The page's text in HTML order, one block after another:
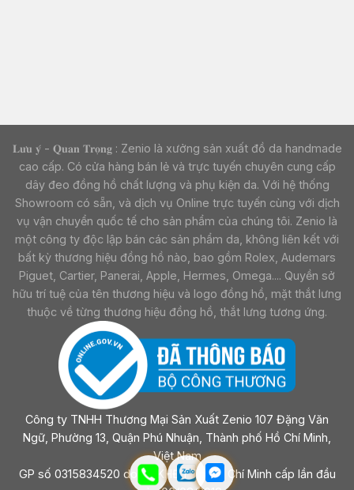
𝐋𝐮̛𝐮 𝐲́ - 𝐐𝐮𝐚𝐧 𝐓𝐫𝐨̣𝐧𝐠 : Zenio là xưởng sản xuất đồ da handmade
cao cấp. Có cửa hàng bán lẻ và trực tuyến chuyên cung cấp
dây đeo đồng hồ chất lượng và phụ kiện da. Với hệ thống
Showroom có sẵn, và dịch vụ Online trực tuyến cùng với dịch
vụ vận chuyển quốc tế cho sản phẩm của chúng tôi. Zenio là
một công ty độc lập bán các sản phẩm da, không liên kết với
bất kỳ thương hiệu đồng hồ nào, bao gồm Rolex, Audemars
Piguet, Cartier, Panerai, Apple, Hermes, Omega.... Quyền sở
hữu trí tuệ của tên thương hiệu và logo đồng hồ, mặt thắt lưng
thuộc về từng thương hiệu đồng hồ, thắt lưng tương ứng.
Công ty TNHH Thương Mại Sản Xuất Zenio 107 Đặng Văn
Ngữ, Phường 13, Quận Phú Nhuận, Thành phố Hồ Chí Minh,
Việt Nam
GP số 0315834520 do sở KHĐT Tp Hồ Chí Minh cấp lần đầu